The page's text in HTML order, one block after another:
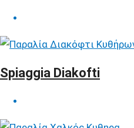
Spiaggia Diakofti